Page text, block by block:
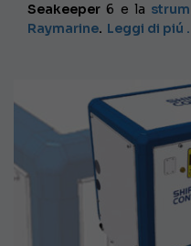
Seakeeper 6 e la
Raymarine. Leggi di piú